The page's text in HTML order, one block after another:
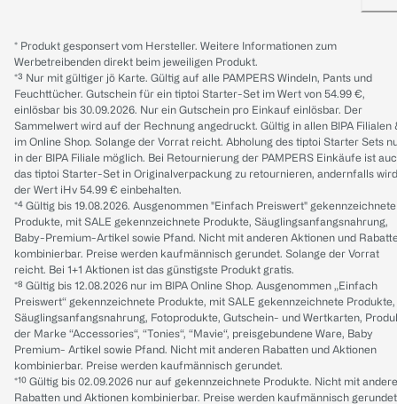
* Produkt gesponsert vom Hersteller. Weitere Informationen zum
Werbetreibenden direkt beim jeweiligen Produkt.
*³ Nur mit gültiger jö Karte. Gültig auf alle PAMPERS Windeln, Pants und
Feuchttücher. Gutschein für ein tiptoi Starter-Set im Wert von 54.99 €,
einlösbar bis 30.09.2026. Nur ein Gutschein pro Einkauf einlösbar. Der
Sammelwert wird auf der Rechnung angedruckt. Gültig in allen BIPA Filialen
im Online Shop. Solange der Vorrat reicht. Abholung des tiptoi Starter Sets
in der BIPA Filiale möglich. Bei Retournierung der PAMPERS Einkäufe ist
das tiptoi Starter-Set in Originalverpackung zu retournieren, andernfalls wird
der Wert iHv 54.99 € einbehalten.
*⁴ Gültig bis 19.08.2026. Ausgenommen "Einfach Preiswert" gekennzeichnete
Produkte, mit SALE gekennzeichnete Produkte, Säuglingsanfangsnahrung,
Baby-Premium-Artikel sowie Pfand. Nicht mit anderen Aktionen und
kombinierbar. Preise werden kaufmännisch gerundet. Solange der Vorrat
reicht. Bei 1+1 Aktionen ist das günstigste Produkt gratis.
*⁸ Gültig bis 12.08.2026 nur im BIPA Online Shop. Ausgenommen „Einfach
Preiswert“ gekennzeichnete Produkte, mit SALE gekennzeichnete Produkte,
Säuglingsanfangsnahrung, Fotoprodukte, Gutschein- und Wertkarten,
der Marke “Accessories“, “Tonies“, “Mavie“, preisgebundene Ware, Baby
Premium- Artikel sowie Pfand. Nicht mit anderen Rabatten und Aktionen
kombinierbar. Preise werden kaufmännisch gerundet.
*¹⁰ Gültig bis 02.09.2026 nur auf gekennzeichnete Produkte. Nicht mit
Rabatten und Aktionen kombinierbar. Preise werden kaufmännisch